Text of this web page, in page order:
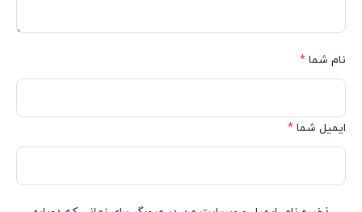
نام شما *
ایمیل شما *